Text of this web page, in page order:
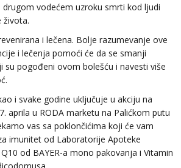
drugom vodećem uzroku smrti kod ljudi
života.
i lečena. Bolje razumevanje ove
i lečenja pomoći će da se smanji
su pogođeni ovom bolešću i navesti više
i svake godine uključuje u akciju na
aprila u RODA marketu na Palićkom putu
vas sa poklončićima koji će vam
imunitet od Laboratorije Apoteke
od BAYER-a mono pakovanja i Vitamin